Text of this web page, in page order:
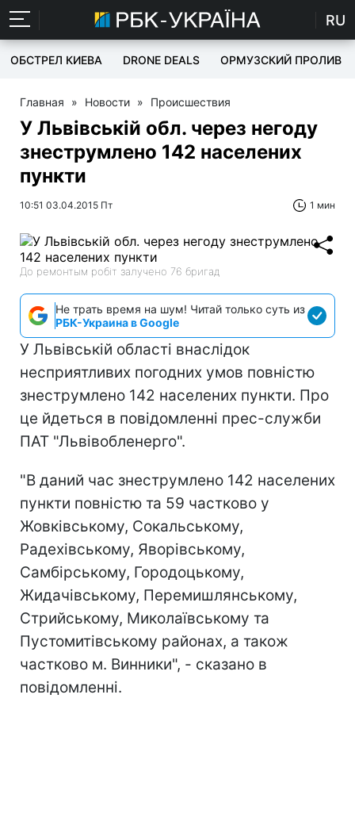
RU
ОБСТРЕЛ КИЕВА DRONE DEALS ОРМУЗСКИЙ ПРОЛИВ
Главная » Новости » Происшествия
У Львівській обл. через негоду
знеструмлено 142 населених
пункти
10:51 03.04.2015 Пт 1 мин
До ремонтым робіт залучено 76 бригад
Не трать время на шум! Читай только суть из
РБК-Украина в Google
У Львівській області внаслідок
несприятливих погодних умов повністю
знеструмлено 142 населених пункти. Про
це йдеться в повідомленні прес-служби
ПАТ "Львівобленерго".
"В даний час знеструмлено 142 населених
пункти повністю та 59 частково у
Жовківському, Сокальському,
Радехівському, Яворівському,
Самбірському, Городоцькому,
Жидачівському, Перемишлянському,
Стрийському, Миколаївському та
Пустомитівському районах, а також
частково м. Винники", - сказано в
повідомленні.